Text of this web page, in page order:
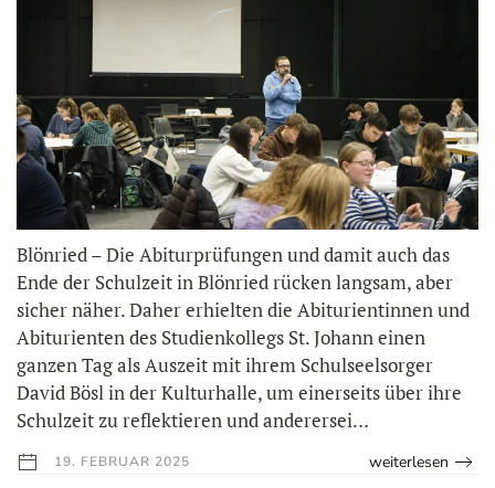
Blönried – Die Abiturprüfungen und damit auch das
Ende der Schulzeit in Blönried rücken langsam, aber
sicher näher. Daher erhielten die Abiturientinnen und
Abiturienten des Studienkollegs St. Johann einen
ganzen Tag als Auszeit mit ihrem Schulseelsorger
David Bösl in der Kulturhalle, um einerseits über ihre
Schulzeit zu reflektieren und anderersei…
19. FEBRUAR 2025 weiterlesen